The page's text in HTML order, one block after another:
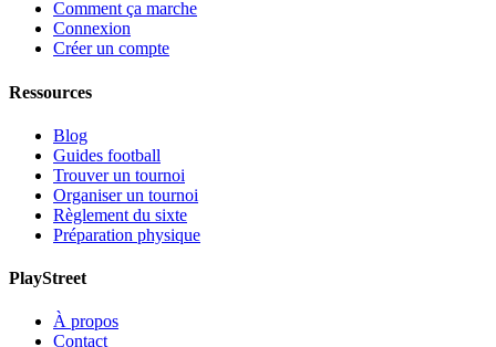
Comment ça marche
Connexion
Créer un compte
Ressources
Blog
Guides football
Trouver un tournoi
Organiser un tournoi
Règlement du sixte
Préparation physique
PlayStreet
À propos
Contact